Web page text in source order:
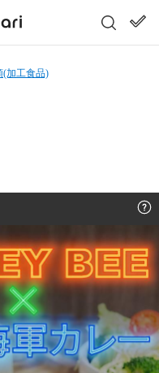
(加工食品)